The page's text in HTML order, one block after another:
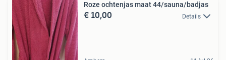
Roze ochtenjas maat 44/sauna/badjas
€ 10,00 Details